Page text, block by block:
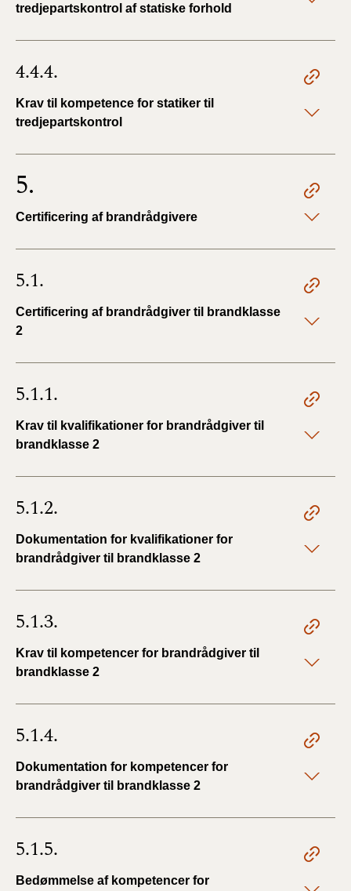
tredjepartskontrol af statiske forhold
4.4.4.
Krav til kompetence for statiker til
tredjepartskontrol
5.
Certificering af brandrådgivere
5.1.
Certificering af brandrådgiver til brandklasse
2
5.1.1.
Krav til kvalifikationer for brandrådgiver til
brandklasse 2
5.1.2.
Dokumentation for kvalifikationer for
brandrådgiver til brandklasse 2
5.1.3.
Krav til kompetencer for brandrådgiver til
brandklasse 2
5.1.4.
Dokumentation for kompetencer for
brandrådgiver til brandklasse 2
5.1.5.
Bedømmelse af kompetencer for